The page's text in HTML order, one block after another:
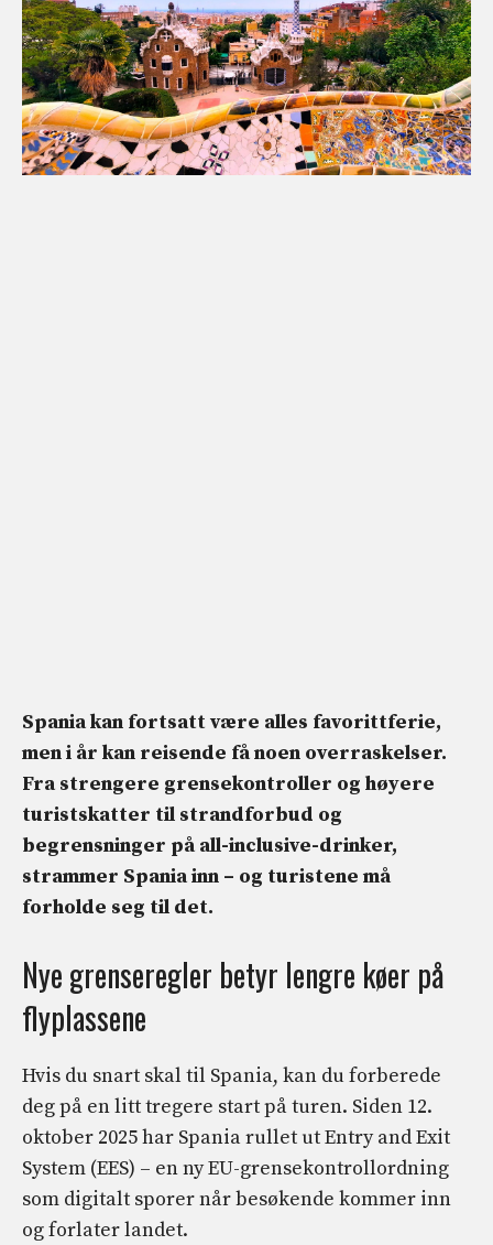
Spania kan fortsatt være alles favorittferie,
men i år kan reisende få noen overraskelser.
Fra strengere grensekontroller og høyere
turistskatter til strandforbud og
begrensninger på all-inclusive-drinker,
strammer Spania inn – og turistene må
forholde seg til det.
Nye grenseregler betyr lengre køer på
flyplassene
Hvis du snart skal til Spania, kan du forberede
deg på en litt tregere start på turen. Siden 12.
oktober 2025 har Spania rullet ut Entry and Exit
System (EES) – en ny EU-grensekontrollordning
som digitalt sporer når besøkende kommer inn
og forlater landet.